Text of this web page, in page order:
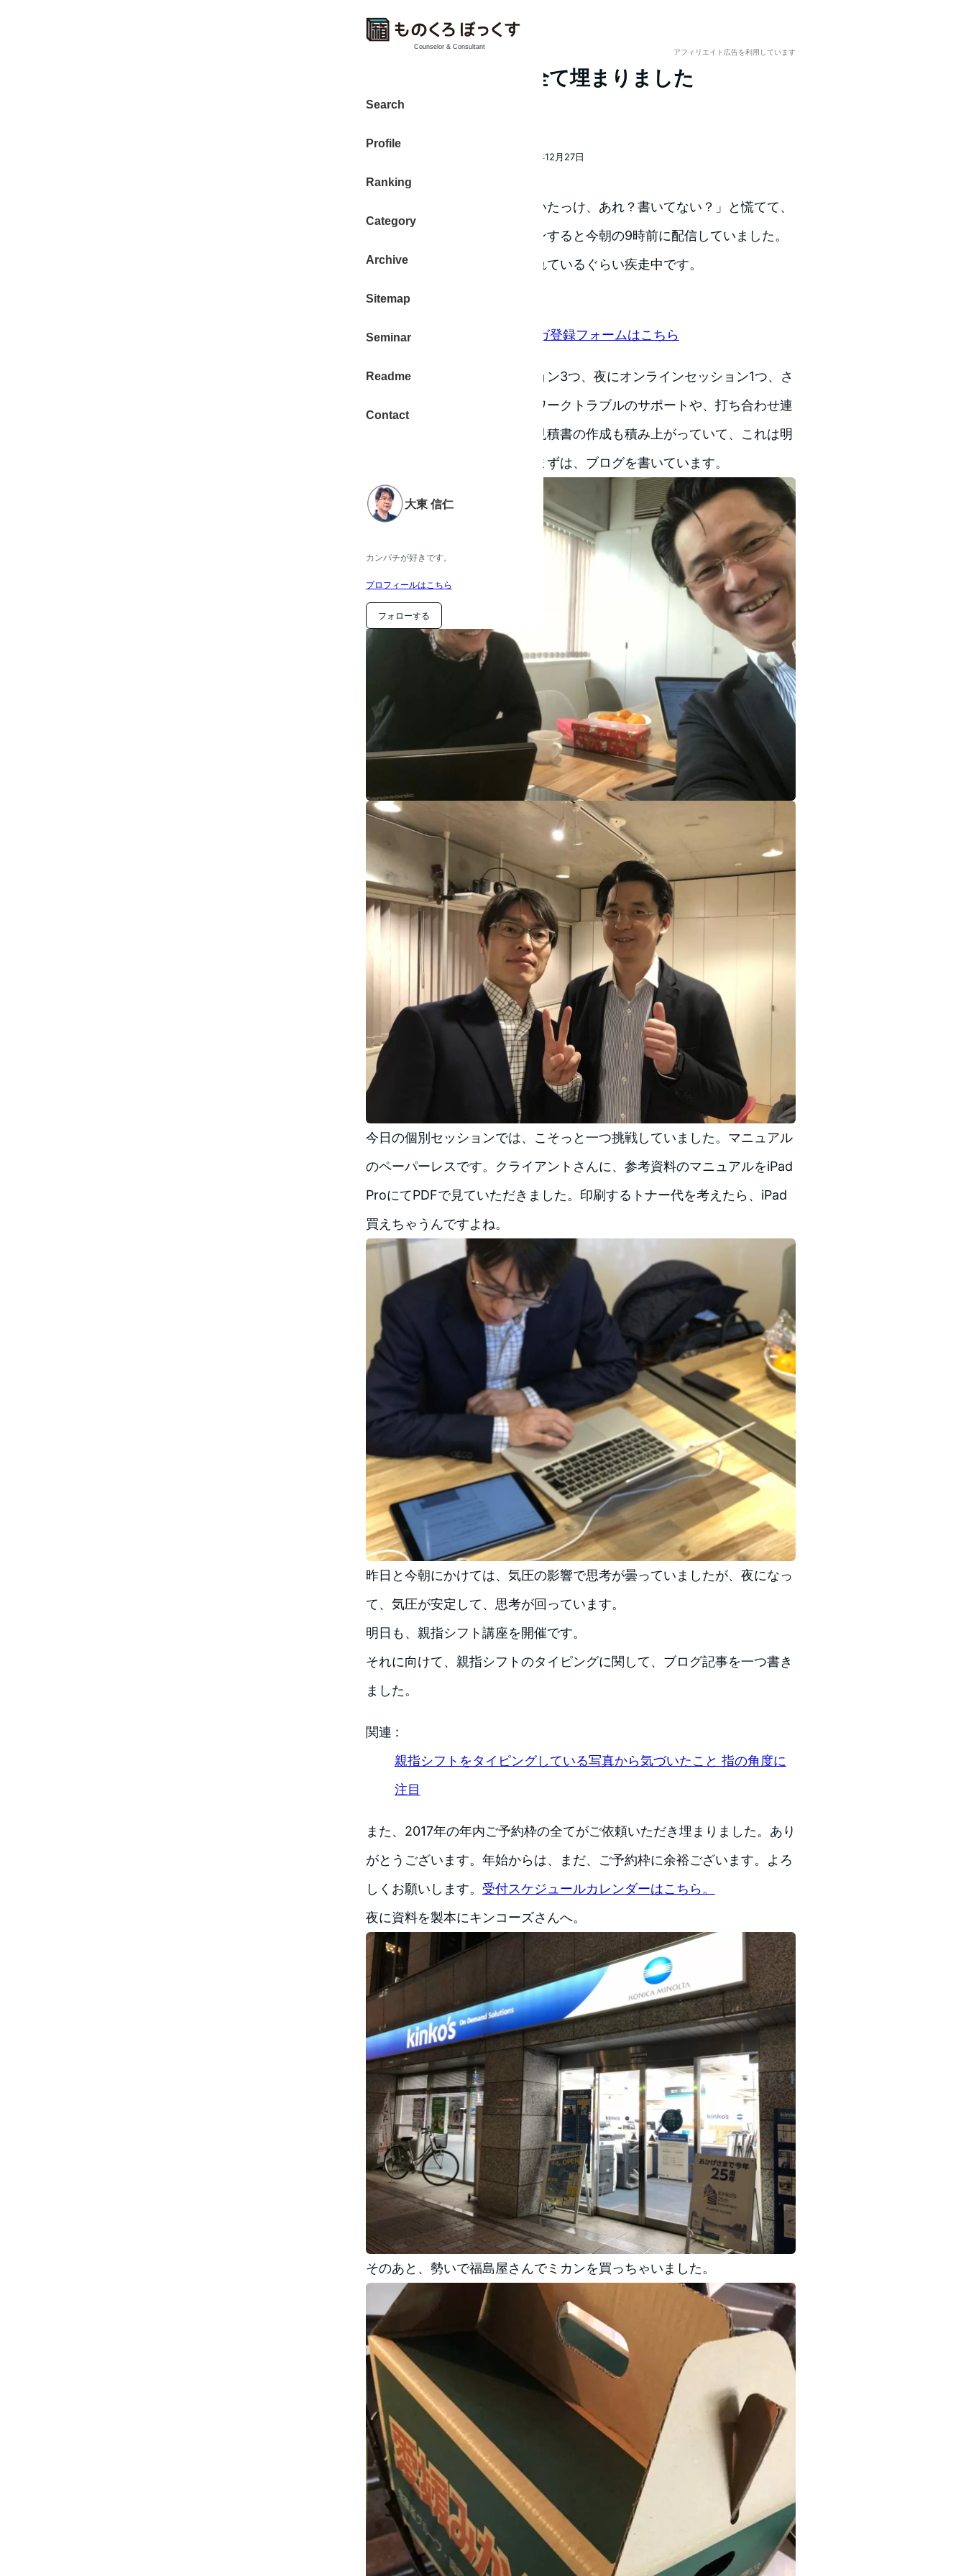
Counselor & Consultant
Search
Profile
Ranking
Category
Archive
Sitemap
Seminar
Readme
Contact
大東 信仁
カンパチが好きです。
プロフィールはこちら
フォローする
アフィリエイト広告を利用しています
年内のご予約枠が全て埋まりました
20171226
2017年12月27日
者
「えっあっ、今日メルマガ書いたっけ、あれ？書いてない？」と慌てて、
メルマガの管理画面にログインすると今朝の9時前に配信していました。
ほっ。朝に書いたことすら忘れているぐらい疾走中です。
関連 :
ものくろキャンプメルマガ登録フォームはこちら
今日は、朝から、個別セッション3つ、夜にオンラインセッション1つ、さ
らに、オンラインでのネットワークトラブルのサポートや、打ち合わせ連
絡などなど、（本当はこれに見積書の作成も積み上がっていて、これは明
日の午前中には、、、）と、まずは、ブログを書いています。
今日の個別セッションでは、こそっと一つ挑戦していました。マニュアル
のペーパーレスです。クライアントさんに、参考資料のマニュアルをiPad
ProにてPDFで見ていただきました。印刷するトナー代を考えたら、iPad
買えちゃうんですよね。
昨日と今朝にかけては、気圧の影響で思考が曇っていましたが、夜になっ
て、気圧が安定して、思考が回っています。
明日も、親指シフト講座を開催です。
それに向けて、親指シフトのタイピングに関して、ブログ記事を一つ書き
ました。
関連 :
親指シフトをタイピングしている写真から気づいたこと 指の角度に
注目
また、2017年の年内ご予約枠の全てがご依頼いただき埋まりました。あり
がとうございます。年始からは、まだ、ご予約枠に余裕ございます。よろ
しくお願いします。 受付スケジュールカレンダーはこちら。
夜に資料を製本にキンコーズさんへ。
そのあと、勢いで福島屋さんでミカンを買っちゃいました。